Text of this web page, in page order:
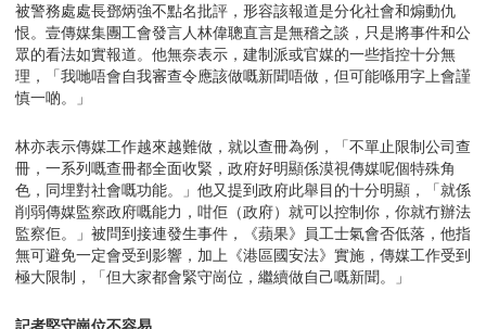
被警務處處長鄧炳強不點名批評，形容該報道是分化社會和煽動仇
恨。壹傳媒集團工會發言人林偉聰直言是無稽之談，只是將事件和公
眾的看法如實報道。他無奈表示，建制派或官媒的一些指控十分無
理，「我哋唔會自我審查令應該做嘅新聞唔做，但可能喺用字上會謹
慎一啲。」
林亦表示傳媒工作越來越難做，就以查冊為例，「不單止限制公司查
冊，一系列嘅查冊都全面收緊，政府好明顯係漠視傳媒呢個特殊角
色，同埋對社會嘅功能。」他又提到政府此舉目的十分明顯，「就係
削弱傳媒監察政府嘅能力，咁佢（政府）就可以控制你，你就冇辦法
監察佢。」被問到接連發生事件，《蘋果》員工士氣會否低落，他指
無可避免一定會受到影響，加上《港區國安法》實施，傳媒工作受到
極大限制，「但大家都會緊守崗位，繼續做自己嘅新聞。」